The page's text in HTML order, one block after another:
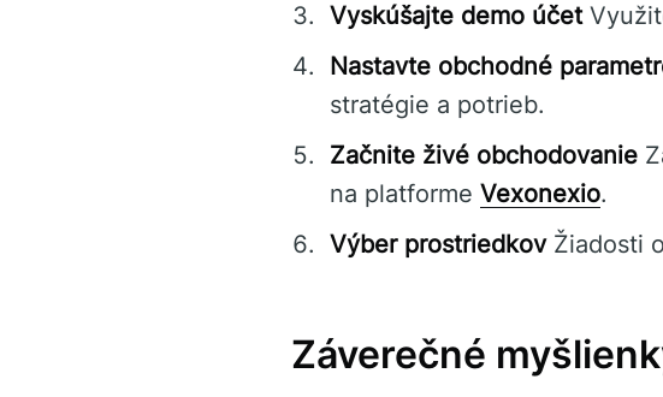
Vyskúšajte demo účet
Nastavte obchodné
stratégie a potrieb.
Začnite živé obchodovanie
na platforme Vexonexio.
Výber prostriedkovŽiadosti
Záverečné